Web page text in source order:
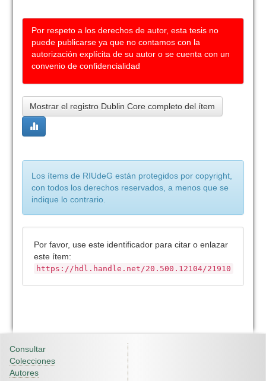
Por respeto a los derechos de autor, esta tesis no
puede publicarse ya que no contamos con la
autorización explícita de su autor o se cuenta con un
convenio de confidencialidad
Mostrar el registro Dublin Core completo del ítem
Los ítems de RIUdeG están protegidos por copyright,
con todos los derechos reservados, a menos que se
indique lo contrario.
Por favor, use este identificador para citar o enlazar
este ítem:
https://hdl.handle.net/20.500.12104/21910
Consultar
Colecciones
Autores